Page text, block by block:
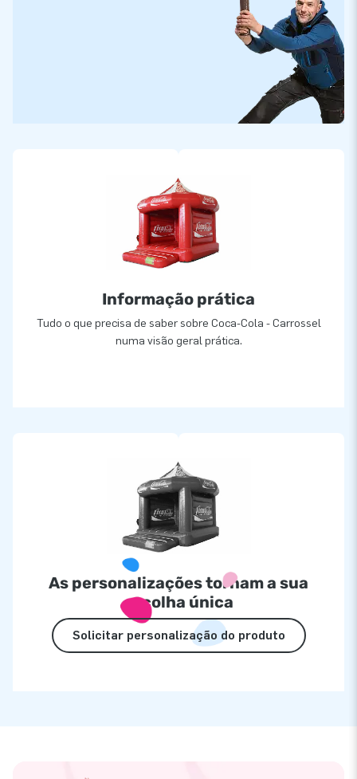
Informação prática
Tudo o que precisa de saber sobre Coca-Cola - Carrossel
numa visão geral prática.
As personalizações tornam a sua
escolha única
Solicitar personalização do produto